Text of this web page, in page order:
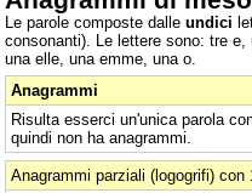
Le parole composte dalle undici
consonanti). Le lettere sono: tre
una elle, una emme, una o.
Anagrammi
Risulta esserci un'unica parola
quindi non ha anagrammi.
Anagrammi parziali (logogrifi) con